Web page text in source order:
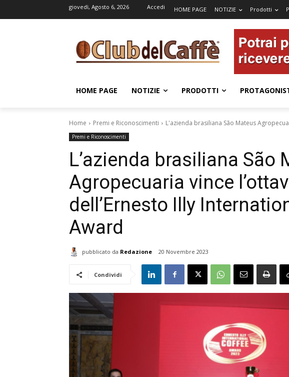
giovedì, Agosto 6, 2026 Accedi HOME PAGE NOTIZIE Prodotti
HOME PAGE NOTIZIE PRODOTTI
Home Premi e Riconoscimenti L'azienda brasiliana São Mateus
Premi e Riconoscimenti
L’azienda brasiliana São
Agropecuaria vince
dell’Ernesto Illy
Award
pubblicato da Redazione 20 Novembre 2023
Condividi